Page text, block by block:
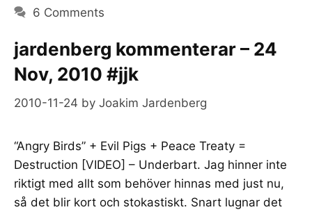
6 Comments
jardenberg kommenterar – 24
Nov, 2010 #jjk
2010-11-24 by Joakim Jardenberg
“Angry Birds” + Evil Pigs + Peace Treaty =
Destruction [VIDEO] – Underbart. Jag hinner inte
riktigt med allt som behöver hinnas med just nu,
så det blir kort och stokastiskt. Snart lugnar det